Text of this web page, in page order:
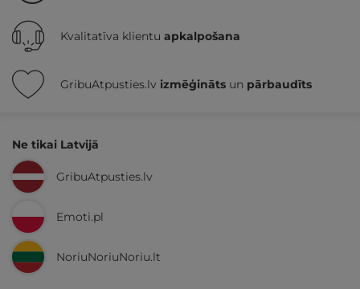
Kvalitatīva klientu apkalpošana
GribuAtpusties.lv izmēģināts un pārbaudīts
Ne tikai Latvijā
GribuAtpusties.lv
Emoti.pl
NoriuNoriuNoriu.lt